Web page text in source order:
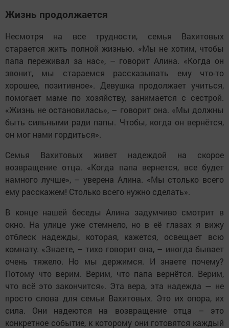
Жизнь продолжается
Несмотря на все трудности, семья Вахитовых
старается жить полной жизнью. «Мы не хотим, чтобы
папа переживал за нас», – говорит Алина. «Когда он
звонит, мы стараемся рассказывать ему что-то
хорошее, позитивное». Девушка продолжает учиться,
помогает маме по хозяйству, занимается с сестрой.
«Жизнь не остановилась», – говорит она. «Мы должны
быть сильными ради папы. Чтобы, когда он вернётся,
он мог нами гордиться».
Семья Вахитовых живет надеждой на скорое
возвращение отца. «Когда папа вернется, все будет
намного лучше», – уверена Алина. «Мы столько всего
ему расскажем! Столько всего нужно сделать».
В конце нашей беседы Алина задумчиво смотрит в
окно. На улице уже стемнело, но в её глазах я вижу
отблеск надежды, которая, кажется, освещает всю
комнату. «Знаете, – тихо говорит она, – иногда бывает
очень тяжело. Но мы держимся. И знаете почему?
Потому что верим. Верим, что папа вернётся. Верим,
что всё это закончится». Эта вера, эта надежда — не
просто слова для семьи Вахитовых. Это их опора, их
сила. Они надеются на возвращение отца – это
конкретное событие, к которому они готовятся каждый